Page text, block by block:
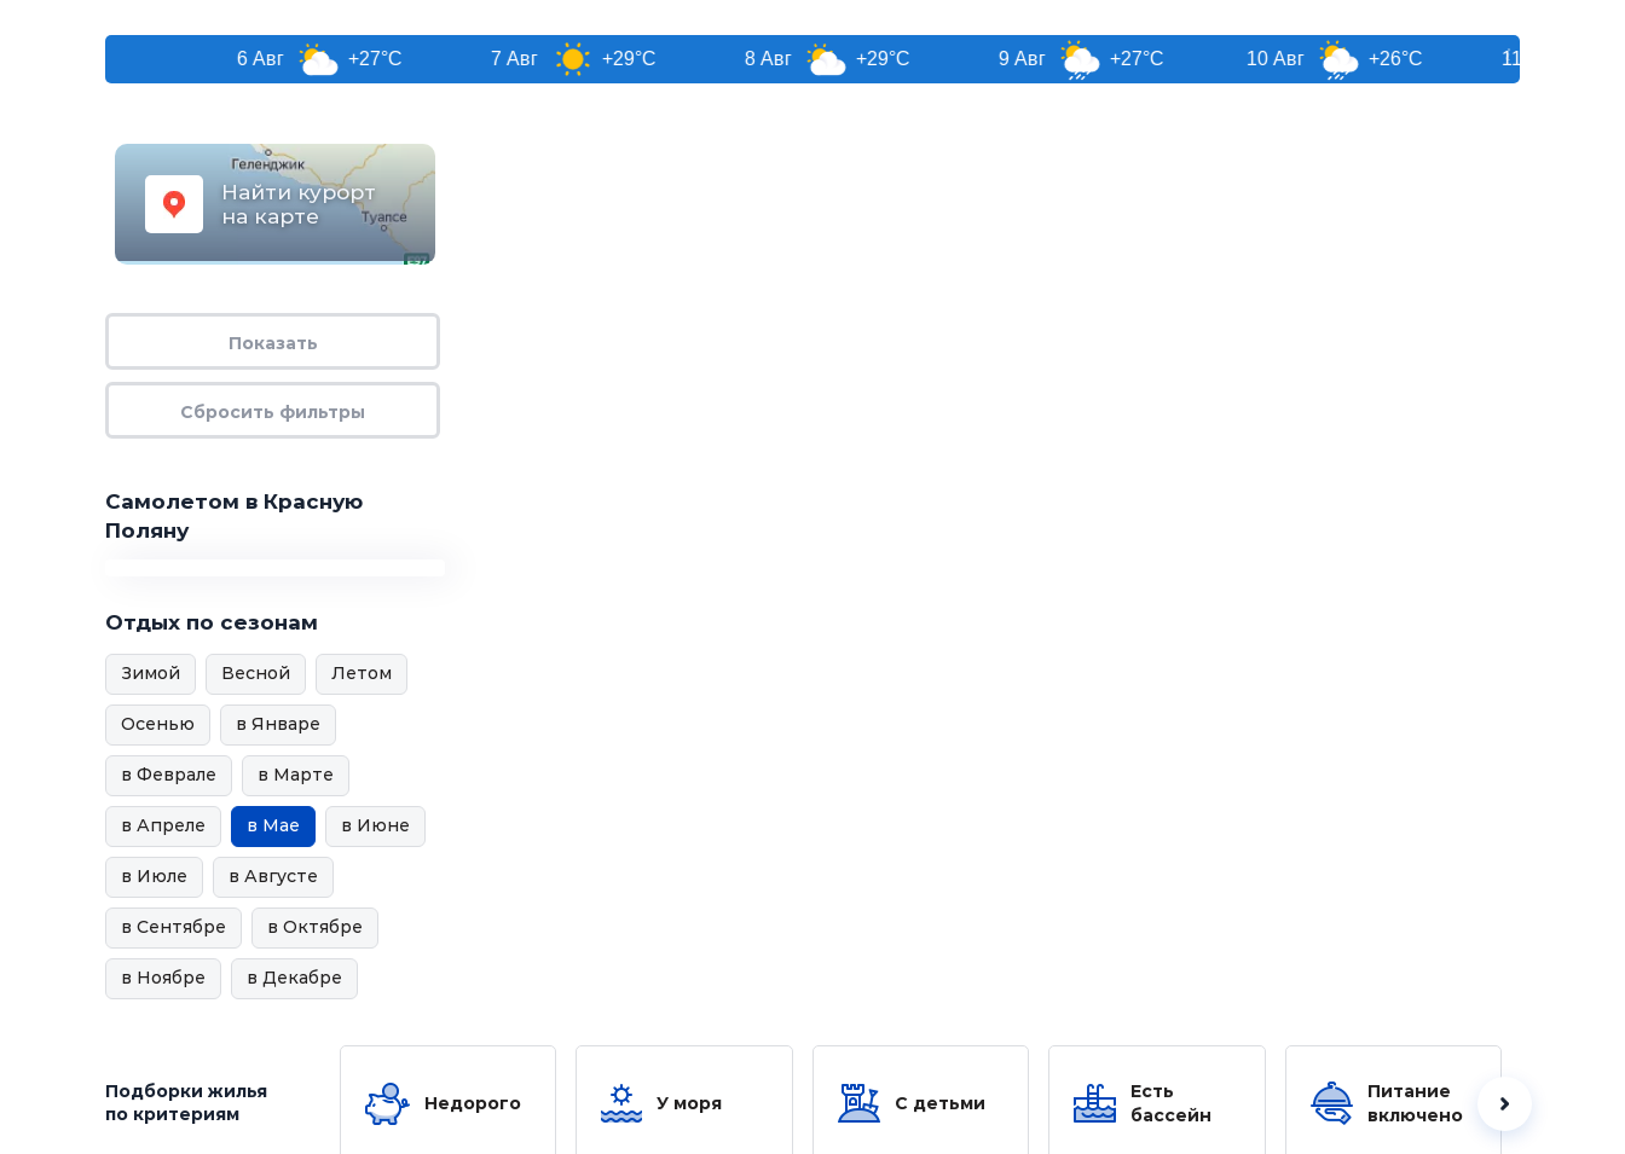
+27°C +29°C +29°C +27°C 10 Авг +26°C 11 Авг
Найти курорт
на карте
Самолетом в Красную
Поляну
Отдых по сезонам
Зимой Весной Летом
Осенью в Январе
в Феврале в Марте
в Апреле в Мае в Июне
в Июле в Августе
в Сентябре в Октябре
в Ноябре в Декабре
Подборки жилья
по критериям
Недорого У моря С детьми
Есть
бассейн
Питание
включено